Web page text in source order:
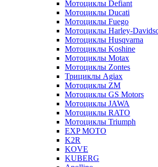
Мотоциклы Defiant
Мотоциклы Ducati
Мотоциклы Fuego
Мотоциклы Harley-
Мотоциклы Husqvarna
Мотоциклы Koshine
Мотоциклы Motax
Мотоциклы Zontes
Трициклы Agiax
Мотоциклы ZM
Мотоциклы GS Motors
Мотоциклы JAWA
Мотоциклы RATO
Мотоциклы Triumph
EXP MOTO
K2R
KOVE
KUBERG